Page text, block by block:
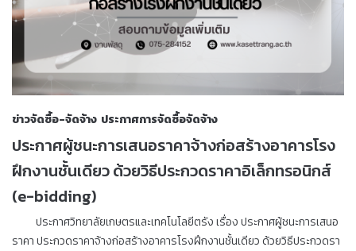
ข่าวจัดซื้อ-จัดจ้าง ประกาศการจัดซื้อจัดจ้าง
ประกาศผู้ชนะการเสนอราคาจ้างก่อสร้างอาคารโรง
ฝึกงานชั้นเดียว ด้วยวิธีประกวดราคาอิเล็กทรอนิกส์
(e-bidding)
ประกาศวิทยาลัยเกษตรและเทคโนโลยีตรัง เรื่อง ประกาศผู้ชนะการเสนอ
ราคา ประกวดราคาจ้างก่อสร้างอาคารโรงฝึกงานชั้นเดียว ด้วยวิธีประกวดรา